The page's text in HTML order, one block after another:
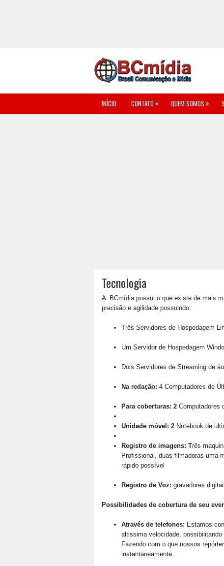
INÍCIO CONTATO » QUEM SOMOS »
Tecnologia
A BCmídia possui o que existe de mais
precisão e agilidade possuindo:
Três Servidores de Hospedagem
Um Servidor de Hospedagem
Dois Servidores de Streaming de
Na redação: 4 Computadores de
Para coberturas: 2 Computadores
Unidade móvel: 2 Notebook de
Registro de imagens: Três
Profissional, duas filmadoras uma
rápido possível
Registro de Voz: gravadores
Possibilidades de cobertura de seu
Através de telefones: Estamos
altissima velocidade,
Fazendo com o que nossos
instantaneamente.